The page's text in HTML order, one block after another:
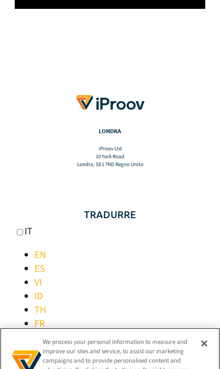
LONDRA
iProov Ltd
10 York Road
Londra, SE1 7ND Regno Unito
TRADURRE
IT
EN
ES
VI
ID
TH
FR
PT
DE
PT-BR
We process your personal information to measure and
improve our sites and service, to assist our marketing
campaigns and to provide personalised content and